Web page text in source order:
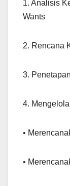
1. Analisis
Wants
2. Rencana
3.
4.
•
•